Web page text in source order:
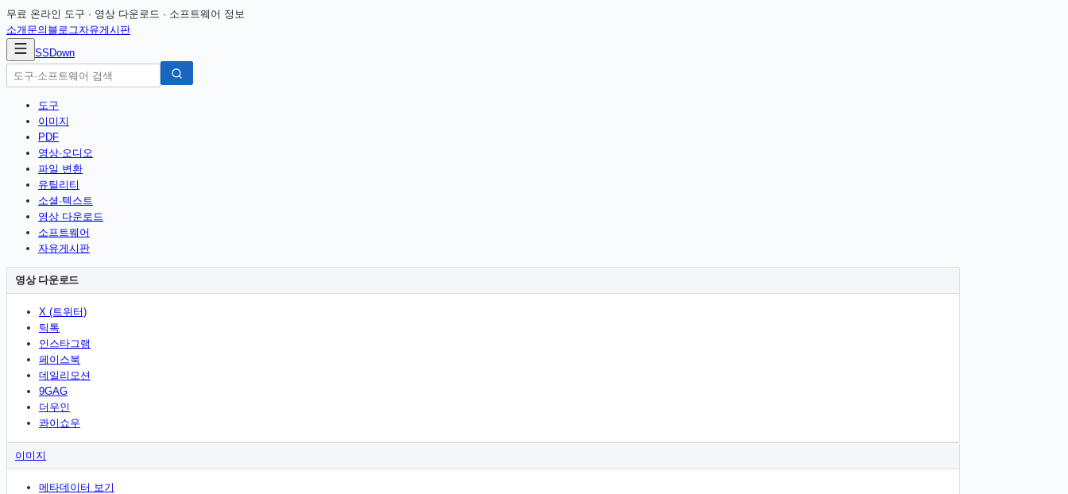
무료 온라인 도구 · 영상 다운로드 · 소프트웨어 정보
소개 문의 블로그자유게시판
SSDown
도구
이미지
PDF
영상·오디오
파일 변환
유틸리티
소셜·텍스트
영상 다운로드
소프트웨어
자유게시판
영상 다운로드
X (트위터)
틱톡
인스타그램
페이스북
데일리모션
9GAG
더우인
콰이쇼우
이미지
메타데이터 보기